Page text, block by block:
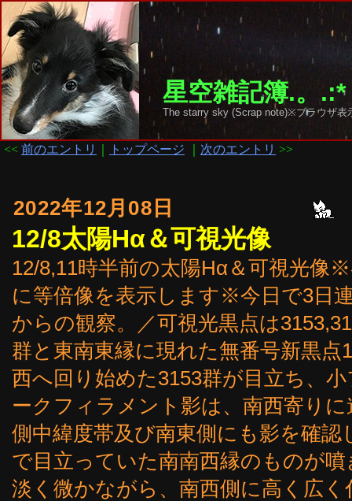
星空雑記簿.。
The starry sky (Scrap note)※ブラウザ
<< 前のエントリ トップページ 次のエントリ >>
2022年12月08日
12/8太陽Hα＆可視光像
12/8,11時半前の太陽Hα＆可視光像
に等倍像を表示します※今日で3日
からの観察。／可視光黒点は
群と東南東縁に現れた無番号新黒
西へ回り始めた3153群が目立ち、
ークフィラメント影は、南西寄り
側中緯度帯及び南東側にも影を確
で目立っていた南南西縁のものが
淡く微かながら、南西側に高く広